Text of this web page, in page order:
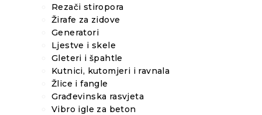
Rezači stiropora
Žirafe za zidove
Generatori
Ljestve i skele
Gleteri i špahtle
Kutnici, kutomjeri i ravnala
Žlice i fangle
Građevinska rasvjeta
Vibro igle za beton